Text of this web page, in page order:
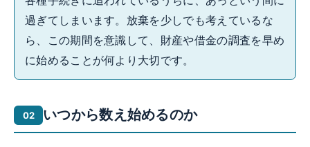
過ぎてしまいます。放棄を少しでも考えているな
ら、この期間を意識して、財産や借金の調査を早め
に始めることが何より大切です。
いつから数え始めるのか